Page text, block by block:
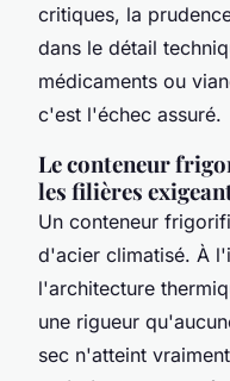
critiques, la
dans le détail
médicaments ou
c'est l'échec assuré.
Le conteneur
les filières
Un conteneur
d'acier climatisé. À
l'architecture
une rigueur
sec n'atteint